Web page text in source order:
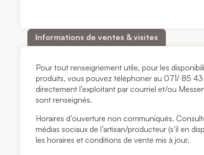
Informations de ventes & visites
Pour tout renseignement utile, pour les
produits, vous pouvez téléphoner au 071/ 85
directement l’exploitant par courriel et/ou
sont renseignés.
Horaires d’ouverture non communiqués.
médias sociaux de l’artisan/producteur (s’il en
les horaires et conditions de vente mis à jour.